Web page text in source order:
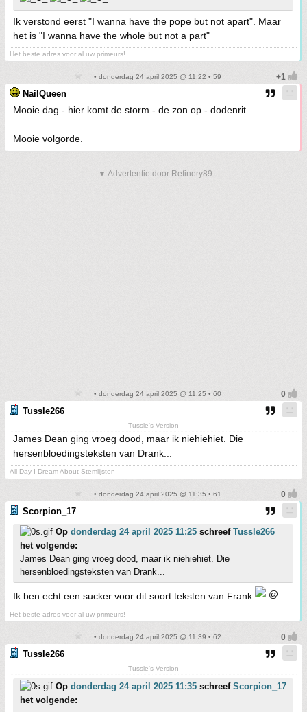
Ik verstond eerst "I wanna have the pope but not apart". Maar
het is "I wanna have the whole but not a part"
Het beste adres voor al uw primeurs!
• donderdag 24 april 2025 @ 11:22 • 59
NailQueen
Mooie dag - hier komt de storm - de zon op - dodenrit
Mooie volgorde.
▼ Advertentie door Refinery89
• donderdag 24 april 2025 @ 11:25 • 60
Tussle266
Tussle's Version
James Dean ging vroeg dood, maar ik niehiehiet. Die
hersenbloedingsteksten van Drank...
All Day I Dream About Stemlijsten
• donderdag 24 april 2025 @ 11:35 • 61
Scorpion_17
Op donderdag 24 april 2025 11:25 schreef Tussle266
het volgende:
James Dean ging vroeg dood, maar ik niehiehiet. Die
hersenbloedingsteksten van Drank...
Ik ben echt een sucker voor dit soort teksten van Frank
Het beste adres voor al uw primeurs!
• donderdag 24 april 2025 @ 11:39 • 62
Tussle266
Tussle's Version
Op donderdag 24 april 2025 11:35 schreef Scorpion_17
het volgende: